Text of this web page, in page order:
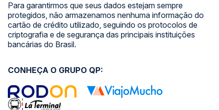
Para garantirmos que seus dados estejam sempre
protegidos, não armazenamos nenhuma informação do
cartão de crédito utilizado, seguindo os protocolos de
criptografia e de segurança das principais instituições
bancárias do Brasil.
CONHEÇA O GRUPO QP: